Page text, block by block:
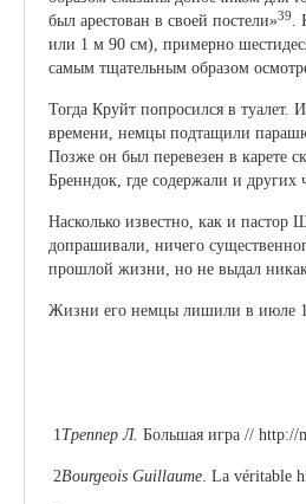
был арестован в своей постели»39.
или 1 м 90 см), примерно
самым тщательным образом
Тогда Круйт попросился в туалет.
времени, немцы подтащили
Позже он был перевезен в карете
Бренндок, где содержали и других
Насколько известно, как и
допрашивали, ничего
прошлой жизни, но не выдал
Жизни его немцы лишили в июле
1Треппер Л. Большая игра // http://
2Bourgeois Guillaume. La véritable